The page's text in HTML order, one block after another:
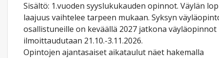
Sisältö: 1.vuoden syyslukukauden opinnot. Väylän
laajuus vaihtelee tarpeen mukaan. Syksyn
osallistuneille on keväällä 2027 jatkona väyläopinnot
ilmoittaudutaan 21.10.-3.11.2026.
Opintojen ajantasaiset aikataulut näet hakemalla